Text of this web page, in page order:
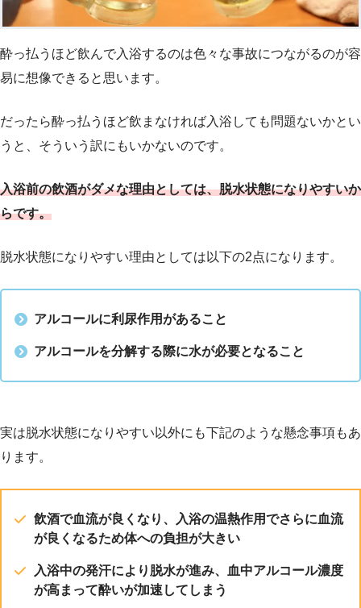
酔っ払うほど飲んで入浴するのは色々な事故につながるのが容
易に想像できると思います。
だったら酔っ払うほど飲まなければ入浴しても問題ないかとい
うと、そういう訳にもいかないのです。
入浴前の飲酒がダメな理由としては、脱水状態になりやすいか
らです。
脱水状態になりやすい理由としては以下の2点になります。
アルコールに利尿作用があること
アルコールを分解する際に水が必要となること
実は脱水状態になりやすい以外にも下記のような懸念事項もあ
ります。
飲酒で血流が良くなり、入浴の温熱作用でさらに血流
が良くなるため体への負担が大きい
入浴中の発汗により脱水が進み、血中アルコール濃度
が高まって酔いが加速してしまう